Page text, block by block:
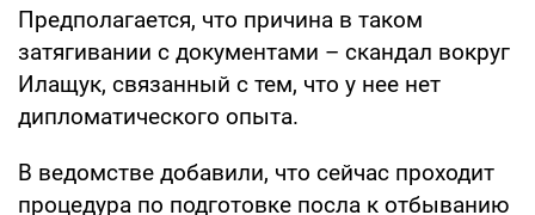
Предполагается, что причина в таком
затягивании с документами – скандал вокруг
Илащук, связанный с тем, что у нее нет
дипломатического опыта.
В ведомстве добавили, что сейчас проходит
процедура по подготовке посла к отбыванию